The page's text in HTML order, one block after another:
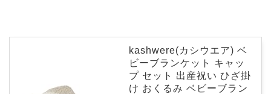
kashwere(カシウエア) ベ
ビーブランケット キャッ
プ セット 出産祝い ひざ掛
け おくるみ ベビーブラン